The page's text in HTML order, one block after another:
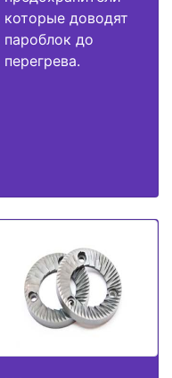
которые доводят
пароблок до
перегрева.